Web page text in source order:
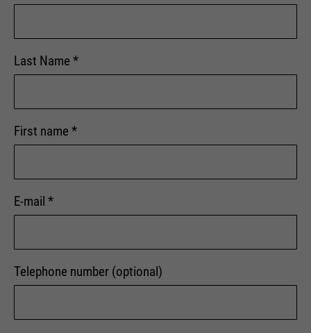
Last Name *
First name *
E-mail *
Telephone number (optional)